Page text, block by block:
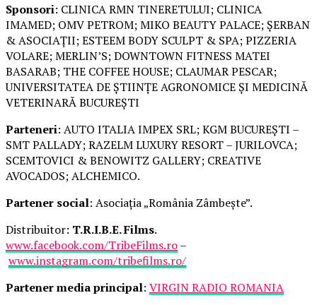
Sponsori: CLINICA RMN TINERETULUI; CLINICA
IMAMED; OMV PETROM; MIKO BEAUTY PALACE; ȘERBAN
& ASOCIAȚII; ESTEEM BODY SCULPT & SPA; PIZZERIA
VOLARE; MERLIN’S; DOWNTOWN FITNESS MATEI
BASARAB; THE COFFEE HOUSE; CLAUMAR PESCAR;
UNIVERSITATEA DE ȘTIINȚE AGRONOMICE ȘI MEDICINĂ
VETERINARĂ BUCUREȘTI
Parteneri: AUTO ITALIA IMPEX SRL; KGM BUCUREȘTI –
SMT PALLADY; RAZELM LUXURY RESORT – JURILOVCA;
SCEMTOVICI & BENOWITZ GALLERY; CREATIVE
AVOCADOS; ALCHEMICO.
Partener social: Asociația „România Zâmbește”.
Distribuitor: T.R.I.B.E. Films.
www.facebook.com/TribeFilms.ro–
www.instagram.com/tribefilms.ro/
Partener media principal: VIRGIN RADIO ROMANIA